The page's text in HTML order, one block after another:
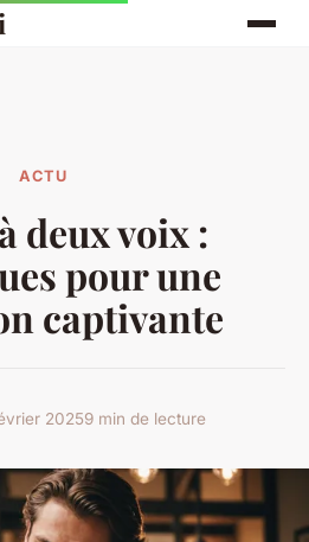
ACTU
deux voix :
pour une
captivante
20259 min de lecture